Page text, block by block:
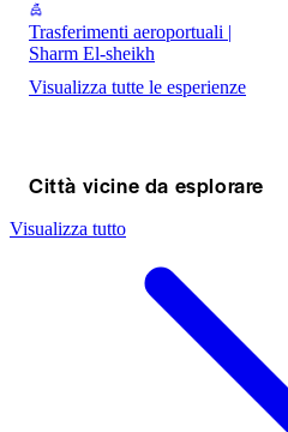
Trasferimenti aeroportuali |
Sharm El-sheikh
Visualizza tutte le esperienze
Città vicine da esplorare
Visualizza tutto